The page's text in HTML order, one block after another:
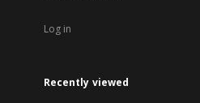
Log in
Recently viewed